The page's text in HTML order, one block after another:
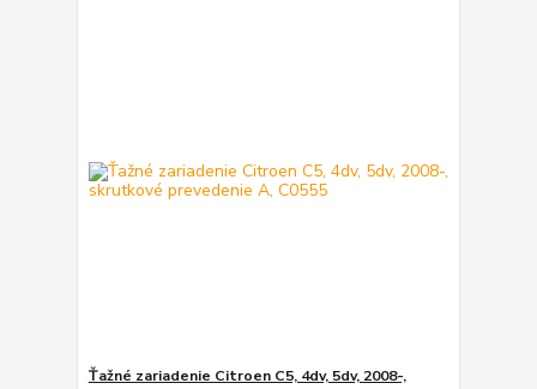
Ťažné zariadenie Citroen C5, 4dv, 5dv, 2008-,